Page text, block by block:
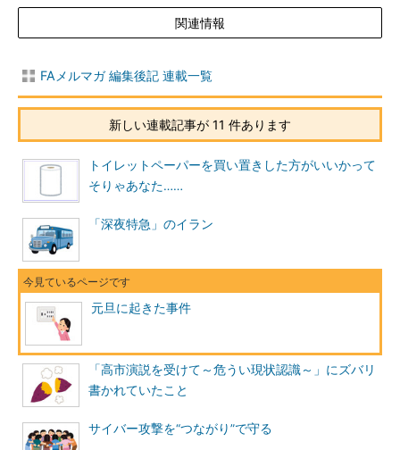
関連情報
FAメルマガ 編集後記 連載一覧
新しい連載記事が 11 件あります
トイレットペーパーを買い置きした方がいいかって
そりゃあなた……
「深夜特急」のイラン
元旦に起きた事件
「高市演説を受けて～危うい現状認識～」にズバリ
書かれていたこと
サイバー攻撃を“つながり”で守る